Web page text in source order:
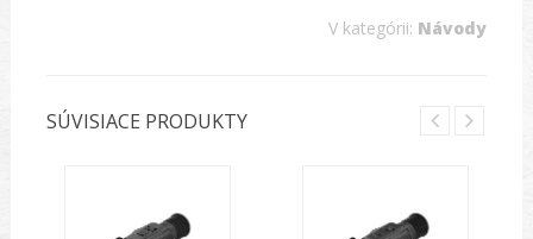
V kategórii: Návody
SÚVISIACE PRODUKTY